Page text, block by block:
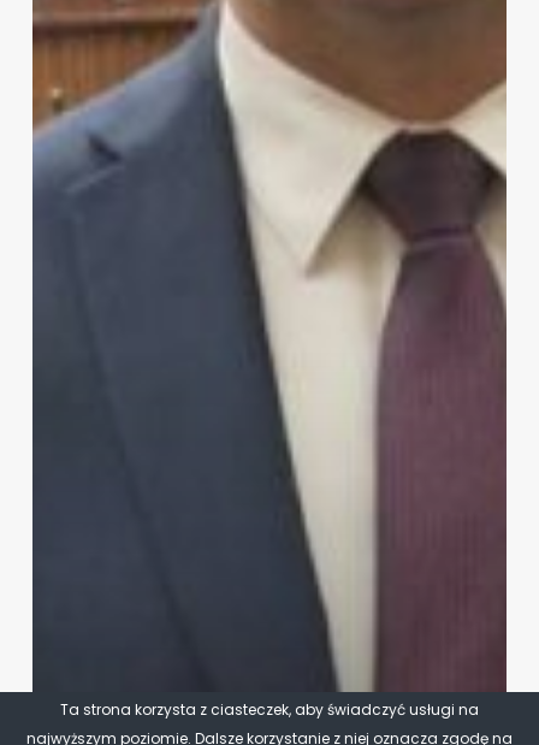
Ta strona korzysta z ciasteczek, aby świadczyć usługi na
najwyższym poziomie. Dalsze korzystanie z niej oznacza zgodę na